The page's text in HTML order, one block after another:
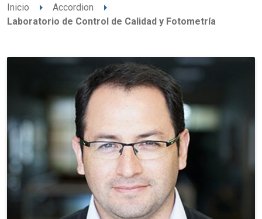
Inicio arrow_right Accordion arrow_right
Laboratorio de Control de Calidad y Fotometría